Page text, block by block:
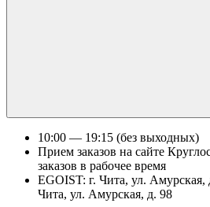
10:00 — 19:15 (без выходных)
Прием заказов на сайте
заказов в рабочее время
EGOIST: г. Чита, ул.
Чита, ул. Амурская, д. 98